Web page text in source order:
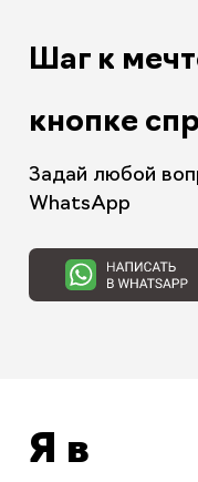
Шаг к
кнопке
Задай любой
WhatsApp
Я в